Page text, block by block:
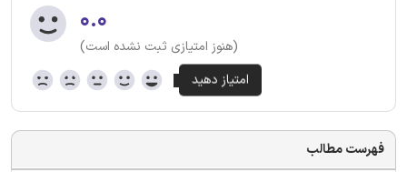
۰.۰
(هنوز امتیازی ثبت نشده است)
فهرست مطالب